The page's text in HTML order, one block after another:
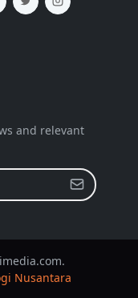
and relevant
Nusantara